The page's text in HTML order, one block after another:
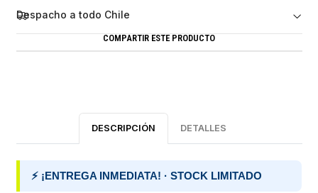
Despacho a todo Chile
COMPARTIR ESTE PRODUCTO
DESCRIPCIÓN DETALLES
⚡ ¡ENTREGA INMEDIATA! · STOCK LIMITADO